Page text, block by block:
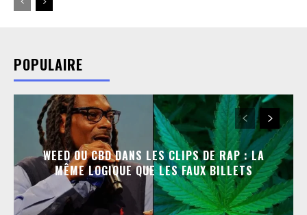
POPULAIRE
WEED OU CBD DANS LES CLIPS DE RAP : LA
MÊME LOGIQUE QUE LES FAUX BILLETS